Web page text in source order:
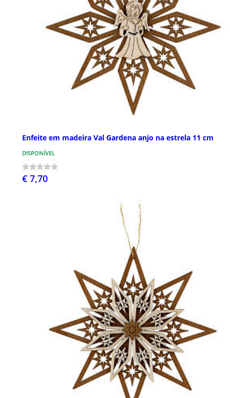
Enfeite em madeira Val Gardena anjo na estrela 11 cm
DISPONÍVEL
€ 7,70